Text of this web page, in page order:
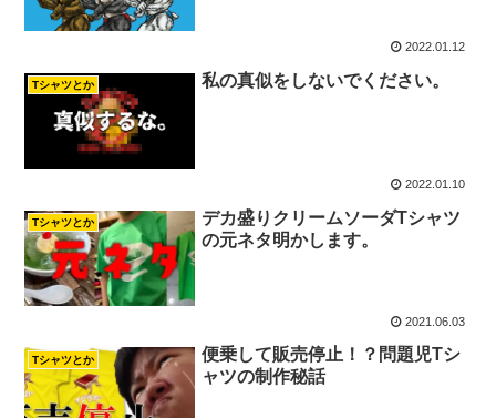
2022.01.12
Tシャツとか 私の真似をしないでください。
2022.01.10
Tシャツとか
デカ盛りクリームソーダTシャツ
の元ネタ明かします。
2021.06.03
Tシャツとか
便乗して販売停止！？問題児Tシ
ャツの制作秘話